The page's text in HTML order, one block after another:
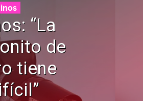
“La
de
tiene